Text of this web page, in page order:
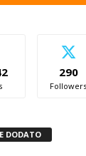
290
Followers
DODATO